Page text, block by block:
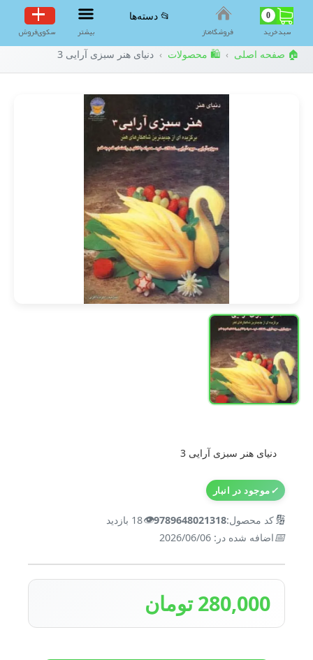
0
سبد‌خرید فروشگاه‌ناز
📂 دسته‌ها
بیشتر سکوی‌فروش
🏠 صفحه اصلی › 🛍️ محصولات › دنیای هنر سبزی آرایی 3
دنیای هنر سبزی آرایی 3
✓موجود در انبار
🔢کد محصول:9789648021318
👁️18 بازدید
📅اضافه شده در: 2026/06/06
280,000 تومان